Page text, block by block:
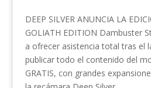
DEEP SILVER ANUNCIA LA
GOLIATH EDITION Dambuster
a ofrecer asistencia total tras el
publicar todo el contenido del
GRATIS, con grandes